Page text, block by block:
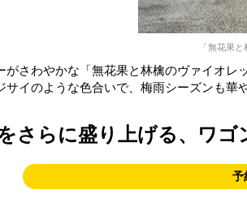
「無花果
がさわやかな「無花果と林檎のヴァイオレ
サイのような色合いで、梅雨シーズンも華
さらに盛り上げる、ワゴ